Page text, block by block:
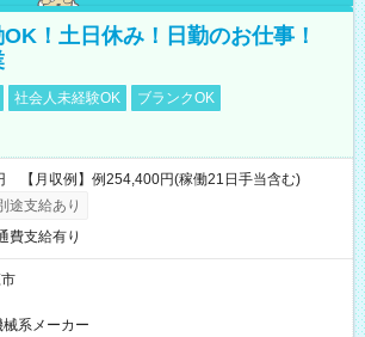
！土日休み！日勤のお仕事！
社会人未経験OK
ブランクOK
【月収例】例254,400円(稼働21日手当含む)
途支給あり
費支給有り
械系メーカー